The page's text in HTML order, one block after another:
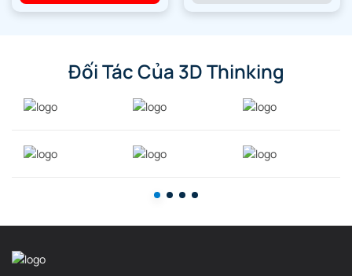
Hệ thống Servo PMSM: Bề mặt mịn
trên bề mặt. Độc quyền từ Bambu Lab, hệ thống servo PMSM⁵ xử
hoạt, làm mượt mọi dao động vi mô trước khi chúng ảnh hưởng
đến bề mặt in.
Đối Tác Của 3D Thinking